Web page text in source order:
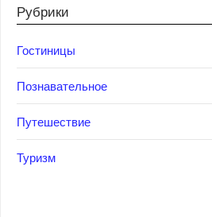
Рубрики
Гостиницы
Познавательное
Путешествие
Туризм